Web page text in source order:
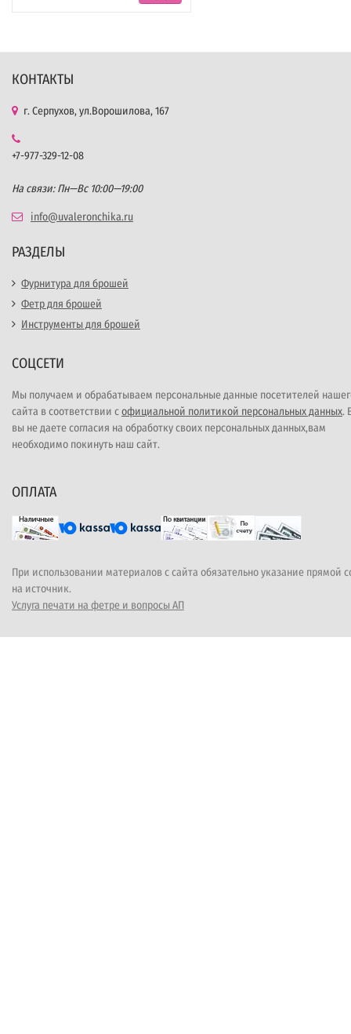
КОНТАКТЫ
г. Серпухов, ул.Ворошилова, 167
+7-977-329-12-08
На связи: Пн—Вс 10:00—19:00
info@uvaleronchika.ru
РАЗДЕЛЫ
Фурнитура для брошей
Фетр для брошей
Инструменты для брошей
СОЦСЕТИ
Мы получаем и обрабатываем персональные данные посетителей
сайта в соответствии софициальной политикой персональных данных.
вы не даете согласия на обработку своих персональных данных,вам
необходимо покинуть наш сайт.
ОПЛАТА
При использовании материалов с сайта обязательно указание прямой
на источник.
Услуга печати на фетре и вопросы АП